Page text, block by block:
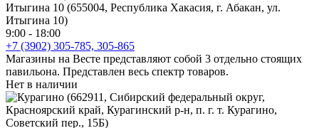
Итыгина 10 (655004, Республика Хакасия, г. Абакан, ул.
Итыгина 10)
9:00 - 18:00
+7 (3902) 305-785, 305-865
Магазины на Весте представляют собой 3 отдельно стоящих
павильона. Представлен весь спектр товаров.
Нет в наличии